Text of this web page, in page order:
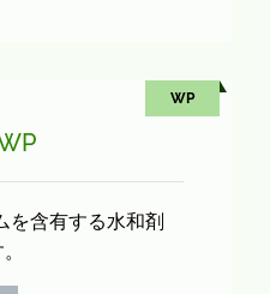
を含有する水和剤
WP